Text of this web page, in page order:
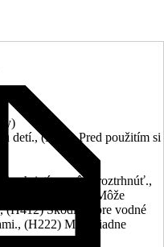
detí., (P103) Pred použitím si
zahriatí sa môže roztrhnúť.,
očí., (H336) Môže
(H412) Škodlivý pre vodné
(H222) Mimoriadne